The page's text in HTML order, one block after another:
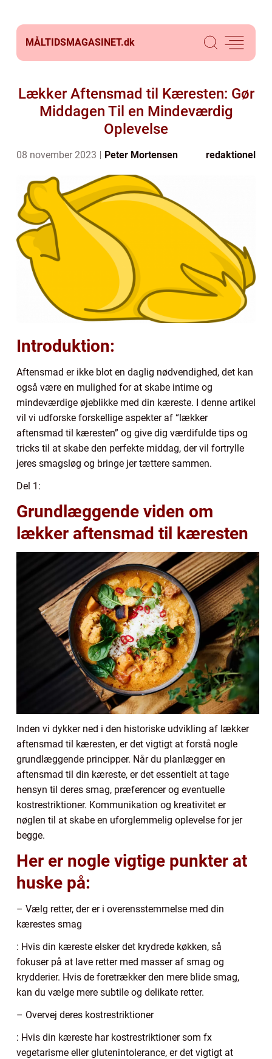
MÅLTIDSMAGASINET.dk
Lækker Aftensmad til Kæresten: Gør
Middagen Til en Mindeværdig
Oplevelse
08 november 2023 Peter Mortensen redaktionel
Introduktion:
Aftensmad er ikke blot en daglig nødvendighed, det kan
også være en mulighed for at skabe intime og
mindeværdige øjeblikke med din kæreste. I denne artikel
vil vi udforske forskellige aspekter af “lækker
aftensmad til kæresten” og give dig værdifulde tips og
tricks til at skabe den perfekte middag, der vil fortrylle
jeres smagsløg og bringe jer tættere sammen.
Del 1:
Grundlæggende viden om
lækker aftensmad til kæresten
Inden vi dykker ned i den historiske udvikling af lækker
aftensmad til kæresten, er det vigtigt at forstå nogle
grundlæggende principper. Når du planlægger en
aftensmad til din kæreste, er det essentielt at tage
hensyn til deres smag, præferencer og eventuelle
kostrestriktioner. Kommunikation og kreativitet er
nøglen til at skabe en uforglemmelig oplevelse for jer
begge.
Her er nogle vigtige punkter at
huske på:
– Vælg retter, der er i overensstemmelse med din
kærestes smag
: Hvis din kæreste elsker det krydrede køkken, så
fokuser på at lave retter med masser af smag og
krydderier. Hvis de foretrækker den mere blide smag,
kan du vælge mere subtile og delikate retter.
– Overvej deres kostrestriktioner
: Hvis din kæreste har kostrestriktioner som fx
vegetarisme eller glutenintolerance, er det vigtigt at